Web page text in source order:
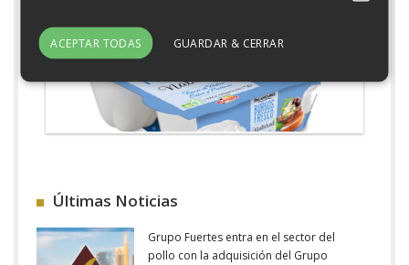
Últimas Noticias
Grupo Fuertes entra en el sector del
pollo con la adquisición del Grupo
ACEPTAR TODAS GUARDAR & CERRAR